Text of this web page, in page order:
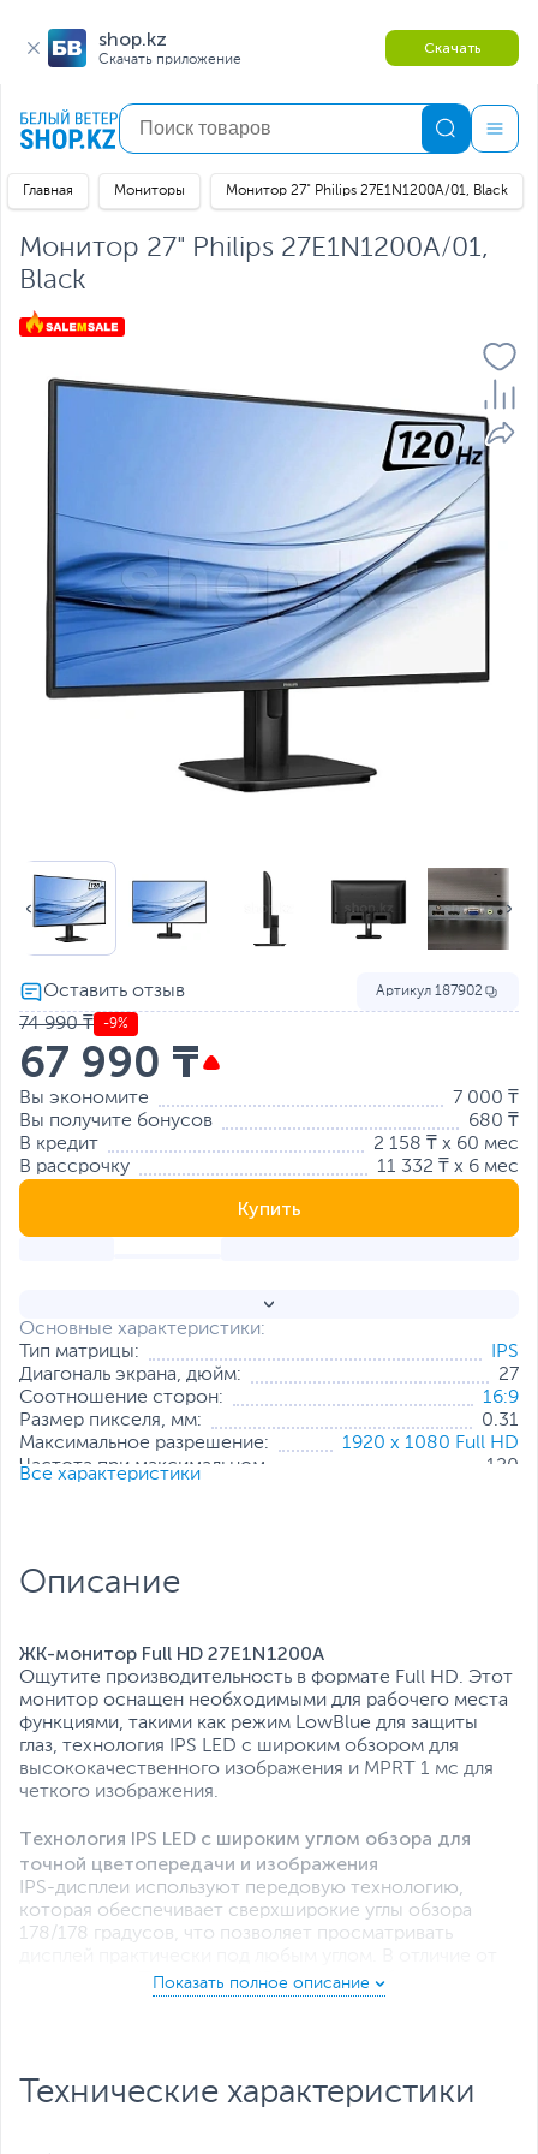
shop.kz
Скачать приложение
Скачать
Главная Мониторы Монитор 27" Philips 27E1N1200A/01, Black
Монитор 27" Philips 27E1N1200A/01,
Black
Основные характеристики:
Тип матрицы:
IPS
Диагональ экрана, дюйм:
27
Соотношение сторон:
16:9
Размер пикселя, мм:
0.31
Максимальное разрешение:
1920 x 1080 Full HD
Частота при максимальном
120
Интерфейс подключения:
Все характеристики
Артикул 187902
74 990 ₸ -9%
67 990 ₸
Вы экономите
7 000 ₸
Вы получите бонусов
680 ₸
В кредит
2 158 ₸ x 60 мес
В рассрочку
11 332 ₸ x 6 мес
Купить
Описание
ЖК-монитор Full HD 27E1N1200A
Ощутите производительность в формате Full HD. Этот
монитор оснащен необходимыми для рабочего места
функциями, такими как режим LowBlue для защиты
глаз, технология IPS LED с широким обзором для
высококачественного изображения и MPRT 1 мс для
четкого изображения.
Технология IPS LED с широким углом обзора для
точной цветопередачи и изображения
IPS-дисплеи используют передовую технологию,
которая обеспечивает сверхширокие углы обзора
178/178 градусов, что позволяет просматривать
стандартных TN-панелей, IPS-дисплеи обеспечивают
исключительно четкие изображения с яркими цветами,
цветопередачи и постоянной яркости в любое время.
Технические характеристики